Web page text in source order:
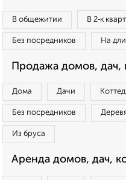
В общежитии В 2‑к
Без посредников На
Продажа домов, дач,
Дома Дачи
Без посредников
Из бруса
Аренда домов, дач,